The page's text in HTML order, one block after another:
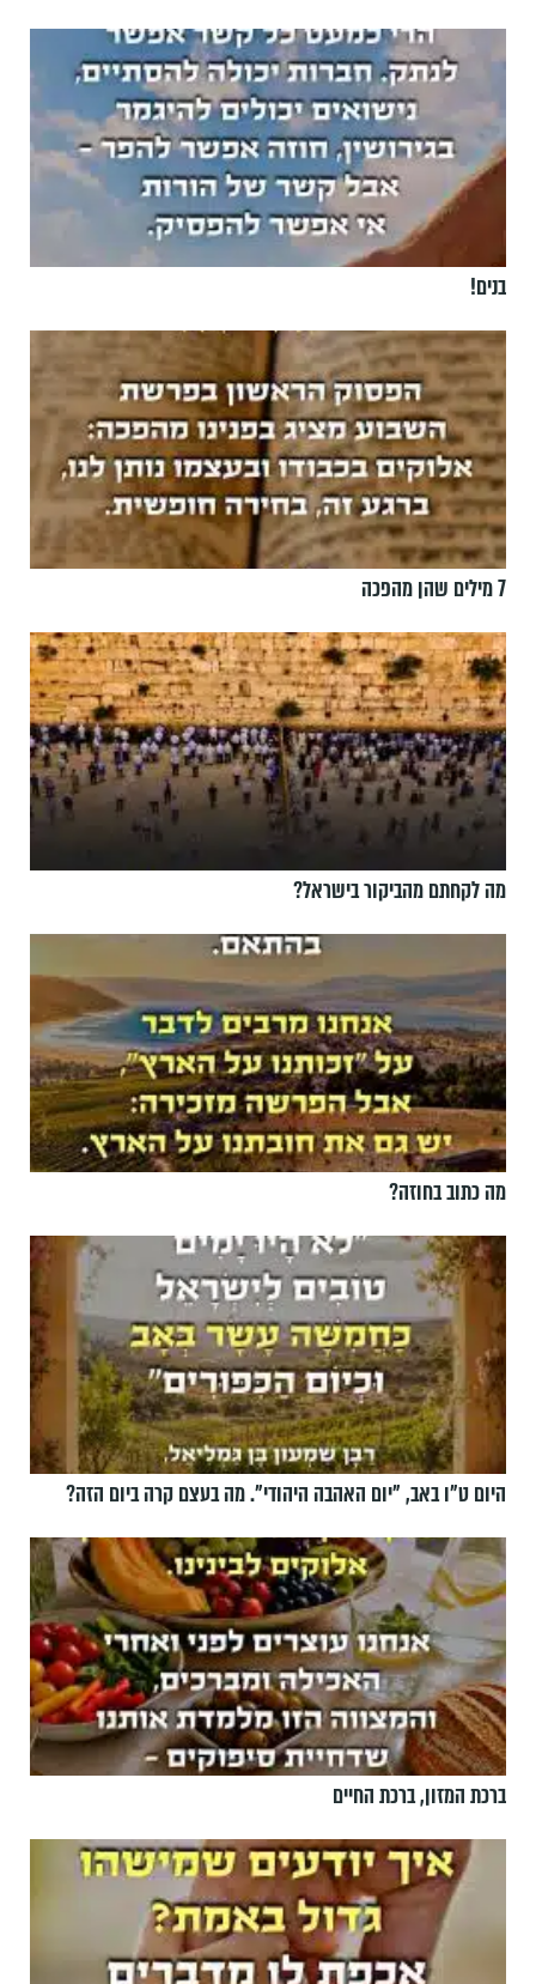
בנים!
7 מילים שהן מהפכה
מה לקחתם מהביקור בישראל?
מה כתוב בחוזה?
היום ט"ו באב, ”יום האהבה היהודי". מה בעצם קרה ביום הזה?
ברכת המזון, ברכת החיים